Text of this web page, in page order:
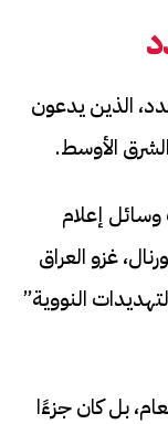
الذين يدعون
الأوسط.
إعلام
غزو العراق
النووية”
بل كان جزءًا